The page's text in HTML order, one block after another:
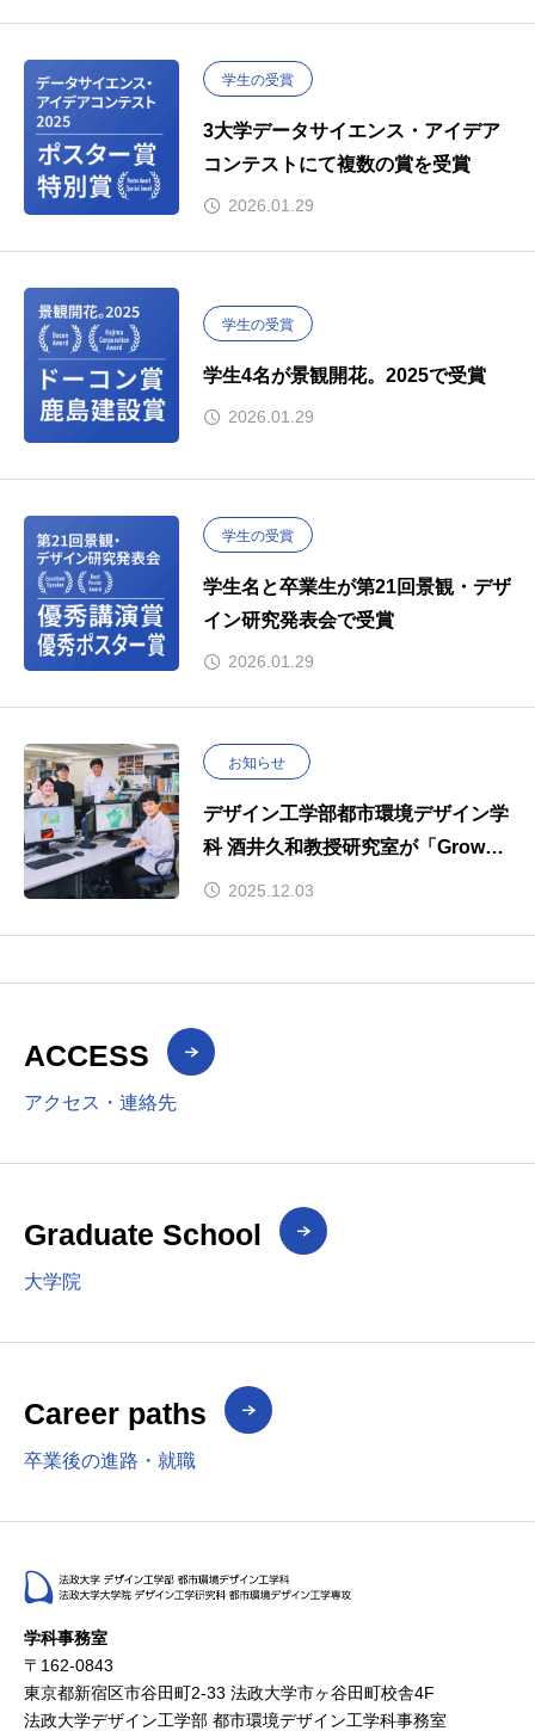
学生の受賞
3大学データサイエンス・アイデア
コンテストにて複数の賞を受賞
2026.01.29
学生の受賞
学生4名が景観開花。2025で受賞
2026.01.29
学生の受賞
学生名と卒業生が第21回景観・デザ
イン研究発表会で受賞
2026.01.29
お知らせ
デザイン工学部都市環境デザイン学
科 酒井久和教授研究室が「Grow～
私が成長できた場所～」で紹介され
2025.12.03
ACCESS
アクセス・連絡先
Graduate School
大学院
Career paths
卒業後の進路・就職
学科事務室
〒162-0843
東京都新宿区市谷田町2-33 法政大学市ヶ谷田町校舎4F
法政大学デザイン工学部 都市環境デザイン工学科事務室